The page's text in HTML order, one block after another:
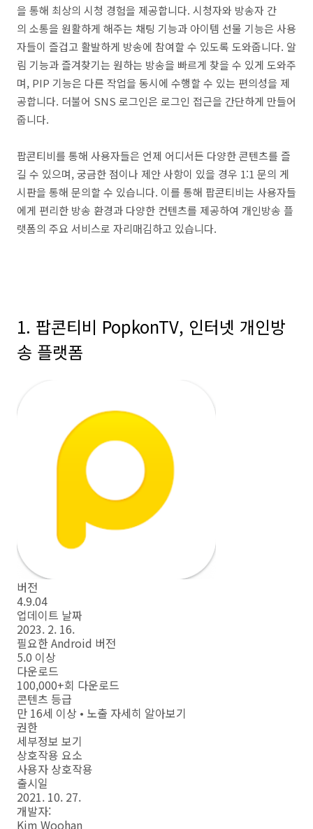
을 통해 최상의 시청 경험을 제공합니다. 시청자와 방송자 간
의 소통을 원활하게 해주는 채팅 기능과 아이템 선물 기능은 사용
자들이 즐겁고 활발하게 방송에 참여할 수 있도록 도와줍니다. 알
림 기능과 즐겨찾기는 원하는 방송을 빠르게 찾을 수 있게 도와주
며, PIP 기능은 다른 작업을 동시에 수행할 수 있는 편의성을 제
공합니다. 더불어 SNS 로그인은 로그인 접근을 간단하게 만들어
줍니다.
팝콘티비를 통해 사용자들은 언제 어디서든 다양한 콘텐츠를 즐
길 수 있으며, 궁금한 점이나 제안 사항이 있을 경우 1:1 문의 게
시판을 통해 문의할 수 있습니다. 이를 통해 팝콘티비는 사용자들
에게 편리한 방송 환경과 다양한 컨텐츠를 제공하여 개인방송 플
랫폼의 주요 서비스로 자리매김하고 있습니다.
1. 팝콘티비 PopkonTV, 인터넷 개인방
송 플랫폼
버전
4.9.04
업데이트 날짜
2023. 2. 16.
필요한 Android 버전
5.0 이상
다운로드
100,000+회 다운로드
콘텐츠 등급
만 16세 이상 • 노출 자세히 알아보기
권한
세부정보 보기
상호작용 요소
사용자 상호작용
출시일
2021. 10. 27.
개발자:
Kim Woohan